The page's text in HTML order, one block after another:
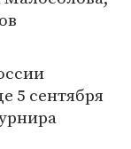
5 сентября